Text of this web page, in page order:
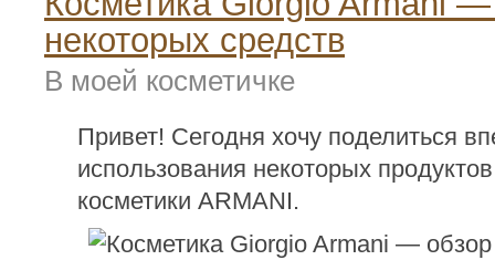
некоторых средств
В моей косметичке
Привет! Сегодня хочу поделиться
использования некоторых
косметики ARMANI.